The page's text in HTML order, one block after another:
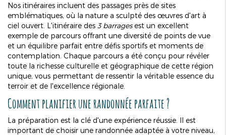
Nos itinéraires incluent des passages près de sites
emblématiques, où la nature a sculpté des œuvres d'art à
ciel ouvert. L'itinéraire des 3 barragesest un excellent
exemple de parcours offrant une diversité de points de vue
et un équilibre parfait entre défis sportifs et moments de
contemplation. Chaque parcours a été conçu pour révéler
toute la richesse culturelle et géographique de cette région
unique, vous permettant de ressentir la véritable essence du
terroir et de l'excellence régionale.
Comment planifier une randonnée parfaite ?
La préparation est la clé d'une expérience réussie. Il est
important de choisir une randonnée adaptée à votre niveau,